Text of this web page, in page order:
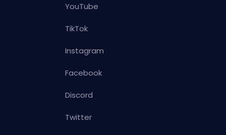
YouTube
TikTok
Instagram
Facebook
Discord
Twitter